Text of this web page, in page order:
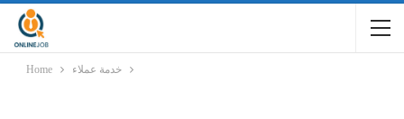
Home خدمة عملاء